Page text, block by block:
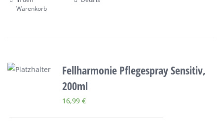
Warenkorb
Fellharmonie Pflegespray Sensitiv,
200ml
16,99 €